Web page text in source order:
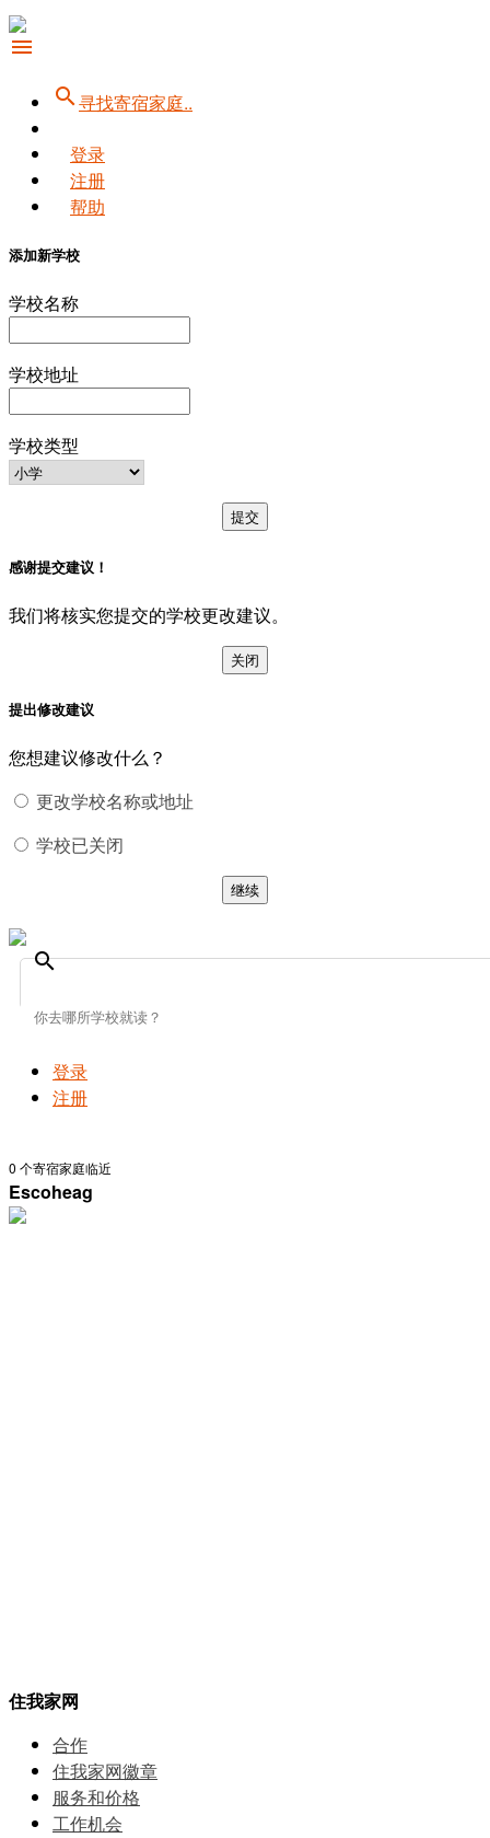
menu
search寻找寄宿家庭..
登录
注册
帮助
添加新学校
学校名称
学校地址
学校类型
提交
感谢提交建议！
我们将核实您提交的学校更改建议。
关闭
提出修改建议
您想建议修改什么？
更改学校名称或地址
学校已关闭
继续
search
登录
注册
0 个寄宿家庭临近
Escoheag
住我家网
合作
住我家网徽章
服务和价格
⼯作机会